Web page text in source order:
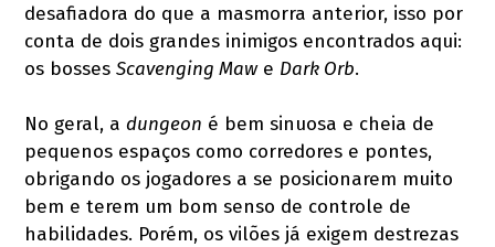
desafiadora do que a masmorra anterior, isso por
conta de dois grandes inimigos encontrados aqui:
os bossesScavenging Mawe Dark Orb.
No geral, adungeon é bem sinuosa e cheia de
pequenos espaços como corredores e pontes,
obrigando os jogadores a se posicionarem muito
bem e terem um bom senso de controle de
habilidades. Porém, os vilões já exigem destrezas